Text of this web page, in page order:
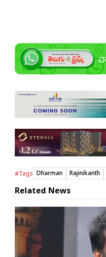
#Tags Dharman Rajinikanth
Related News